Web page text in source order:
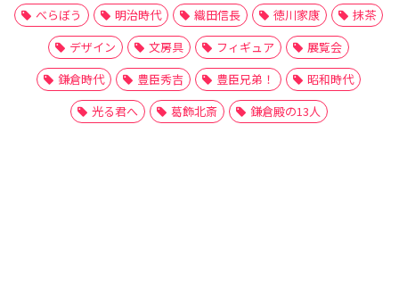
べらぼう
明治時代 織田信長 徳川家康
抹茶
デザイン
文房具 フィギュア
展覧会
鎌倉時代
豊臣秀吉 豊臣兄弟！
昭和時代
光る君へ
葛飾北斎 鎌倉殿の13人